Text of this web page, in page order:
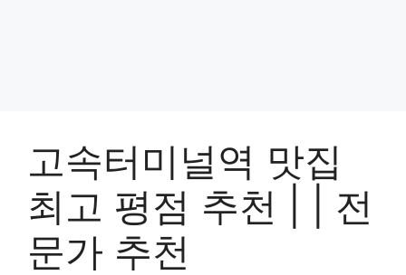
고속터미널역 맛집
최고 평점 추천 | | 전
문가 추천